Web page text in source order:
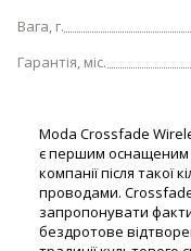
Вага, г.
Гарантія, міс.
Moda Crossfade
є першим оснащеним
компанії після такої
проводами.
запропонувати
бездротове